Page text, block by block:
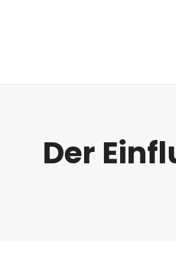
Der